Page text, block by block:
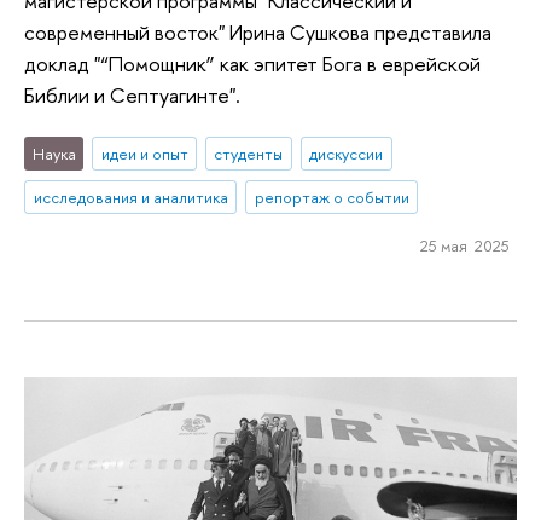
современный восток" Ирина Сушкова представила
доклад "“Помощник” как эпитет Бога в еврейской
Библии и Септуагинте".
Наука идеи и опыт студенты
дискуссии
исследования и аналитика
репортаж о событии
25 мая 2025